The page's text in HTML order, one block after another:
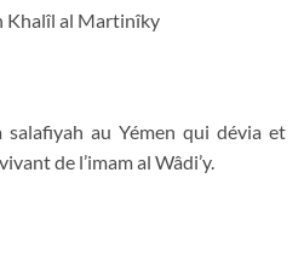
Khalîl al Martinîky
au Yémen qui dévia et
de l’imam al Wâdi’y.